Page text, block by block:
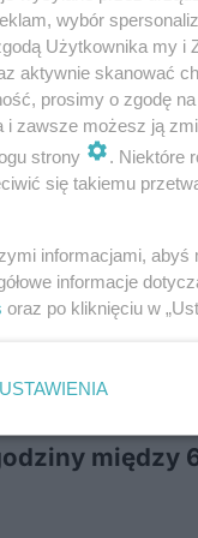
o wartości
mają
dokonać
karty Moja
32
między
wybór
Użytkownika my
aktywnie skanować
prosimy o zgodę
i zawsze możesz ją
strony
. Niektóre
się takiemu
informacjami,
informacje
oraz po kliknięciu w
USTAWIENIA